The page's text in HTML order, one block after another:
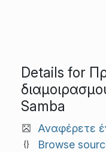
Details for
Samba
Αναφέρετε
Browse